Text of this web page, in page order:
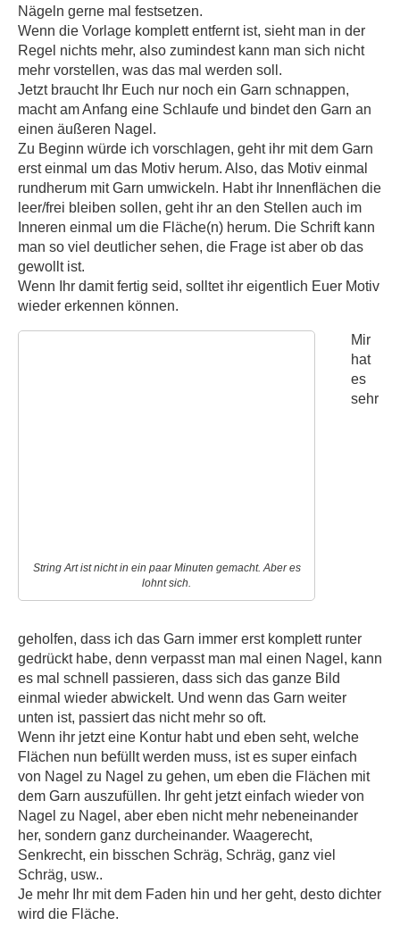
Nägeln gerne mal festsetzen.
Wenn die Vorlage komplett entfernt ist, sieht man in der
Regel nichts mehr, also zumindest kann man sich nicht
mehr vorstellen, was das mal werden soll.
Jetzt braucht Ihr Euch nur noch ein Garn schnappen,
macht am Anfang eine Schlaufe und bindet den Garn an
einen äußeren Nagel.
Zu Beginn würde ich vorschlagen, geht ihr mit dem Garn
erst einmal um das Motiv herum. Also, das Motiv einmal
rundherum mit Garn umwickeln. Habt ihr Innenflächen die
leer/frei bleiben sollen, geht ihr an den Stellen auch im
Inneren einmal um die Fläche(n) herum. Die Schrift kann
man so viel deutlicher sehen, die Frage ist aber ob das
gewollt ist.
Wenn Ihr damit fertig seid, solltet ihr eigentlich Euer Motiv
wieder erkennen können.
String Art ist nicht in ein paar Minuten gemacht. Aber es
lohnt sich.
Mir
hat
es
sehr
geholfen, dass ich das Garn immer erst komplett runter
gedrückt habe, denn verpasst man mal einen Nagel, kann
es mal schnell passieren, dass sich das ganze Bild
einmal wieder abwickelt. Und wenn das Garn weiter
unten ist, passiert das nicht mehr so oft.
Wenn ihr jetzt eine Kontur habt und eben seht, welche
Flächen nun befüllt werden muss, ist es super einfach
von Nagel zu Nagel zu gehen, um eben die Flächen mit
dem Garn auszufüllen. Ihr geht jetzt einfach wieder von
Nagel zu Nagel, aber eben nicht mehr nebeneinander
her, sondern ganz durcheinander. Waagerecht,
Senkrecht, ein bisschen Schräg, Schräg, ganz viel
Schräg, usw..
Je mehr Ihr mit dem Faden hin und her geht, desto dichter
wird die Fläche.